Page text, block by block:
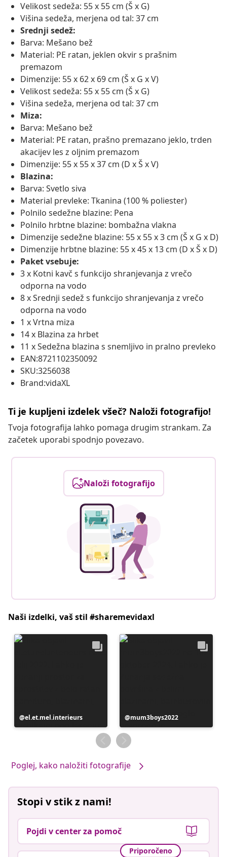
Velikost sedeža: 55 x 55 cm (Š x G)
Višina sedeža, merjena od tal: 37 cm
Srednji sedež:
Barva: Mešano bež
Material: PE ratan, jeklen okvir s prašnim
premazom
Dimenzije: 55 x 62 x 69 cm (Š x G x V)
Velikost sedeža: 55 x 55 cm (Š x G)
Višina sedeža, merjena od tal: 37 cm
Miza:
Barva: Mešano bež
Material: PE ratan, prašno premazano jeklo, trden
akacijev les z oljnim premazom
Dimenzije: 55 x 55 x 37 cm (D x Š x V)
Blazina:
Barva: Svetlo siva
Material prevleke: Tkanina (100 % poliester)
Polnilo sedežne blazine: Pena
Polnilo hrbtne blazine: bombažna vlakna
Dimenzije sedežne blazine: 55 x 55 x 3 cm (Š x G x D)
Dimenzije hrbtne blazine: 55 x 45 x 13 cm (D x Š x D)
Paket vsebuje:
3 x Kotni kavč s funkcijo shranjevanja z vrečo
odporna na vodo
8 x Srednji sedež s funkcijo shranjevanja z vrečo
odporna na vodo
1 x Vrtna miza
14 x Blazina za hrbet
11 x Sedežna blazina s snemljivo in pralno prevleko
EAN:8721102350092
SKU:3256038
Brand:vidaXL
Ti je kupljeni izdelek všeč? Naloži fotografijo!
Tvoja fotografija lahko pomaga drugim strankam. Za
začetek uporabi spodnjo povezavo.
Naloži fotografijo
Naši izdelki, vaš stil #sharemevidaxl
Objavo
je
el.et.mel.interieurs
Objavo
je
objavil
mum3boys2022
Poglej, kako naložiti fotografije
Stopi v stik z nami!
Pojdi v center za pomoč
Priporočeno